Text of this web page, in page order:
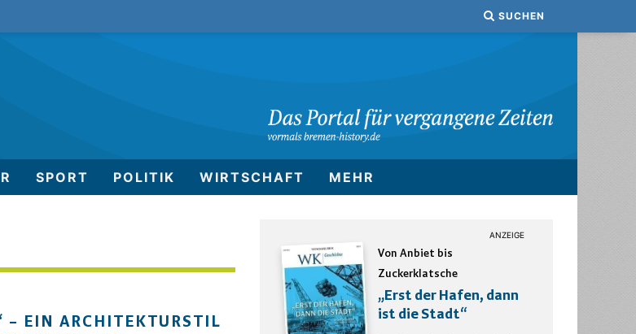
SUCHEN
SPORT POLITIK WIRTSCHAFT MEHR
– EIN ARCHITEKTURSTIL
Von Anbiet bis
Zuckerklatsche
„Erst der Hafen, dann
ist die Stadt“